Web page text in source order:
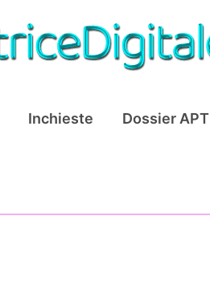
Inchieste Dossier APT